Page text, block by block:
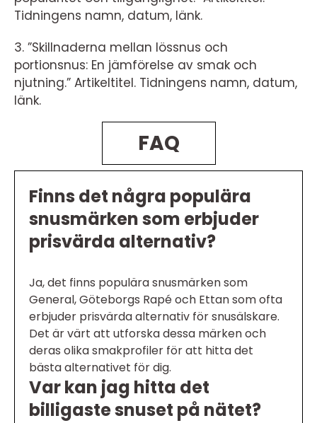
Tidningens namn, datum, länk.
3. ”Skillnaderna mellan lössnus och
portionsnus: En jämförelse av smak och
njutning.” Artikeltitel. Tidningens namn, datum,
länk.
FAQ
Finns det några populära
snusmärken som erbjuder
prisvärda alternativ?
Ja, det finns populära snusmärken som
General, Göteborgs Rapé och Ettan som ofta
erbjuder prisvärda alternativ för snusälskare.
Det är värt att utforska dessa märken och
deras olika smakprofiler för att hitta det
bästa alternativet för dig.
Var kan jag hitta det
billigaste snuset på nätet?